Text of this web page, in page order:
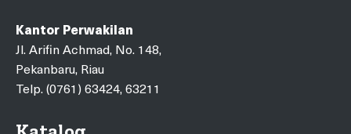
Kantor Perwakilan
Jl. Arifin Achmad, No. 148,
Pekanbaru, Riau
Telp. (0761) 63424, 63211